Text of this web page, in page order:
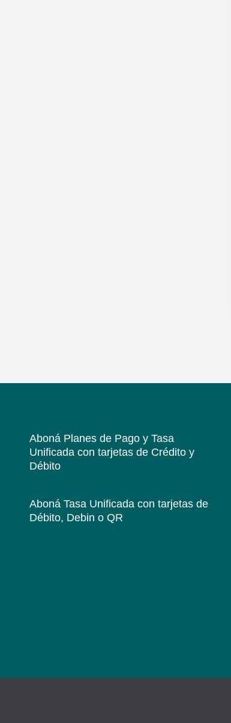
Aboná Planes de Pago y Tasa
Unificadacon tarjetas de Crédito y
Débito
Aboná Tasa Unificadacon tarjetas de
Débito, Debin o QR